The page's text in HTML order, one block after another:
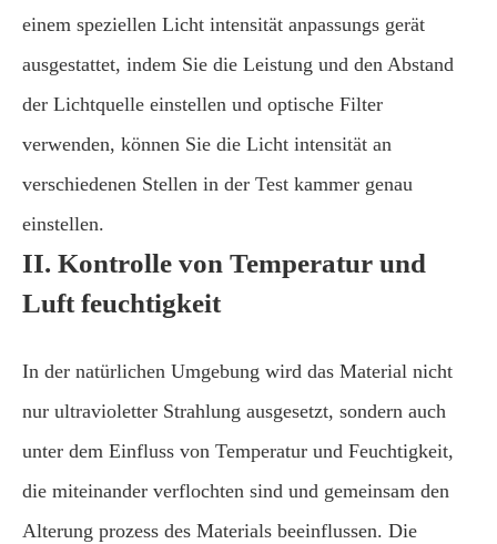
einem speziellen Licht intensität anpassungs gerät
ausgestattet, indem Sie die Leistung und den Abstand
der Lichtquelle einstellen und optische Filter
verwenden, können Sie die Licht intensität an
verschiedenen Stellen in der Test kammer genau
einstellen.
II. Kontrolle von Temperatur und
Luft feuchtigkeit
In der natürlichen Umgebung wird das Material nicht
nur ultravioletter Strahlung ausgesetzt, sondern auch
unter dem Einfluss von Temperatur und Feuchtigkeit,
die miteinander verflochten sind und gemeinsam den
Alterung prozess des Materials beeinflussen. Die